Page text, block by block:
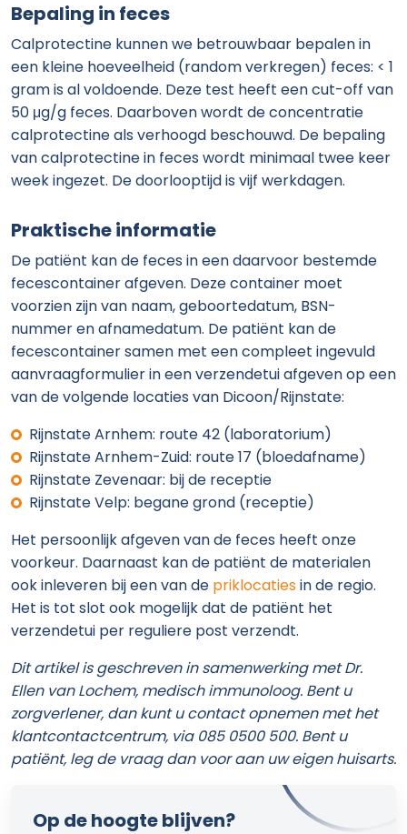
Bepaling in feces
Calprotectine kunnen we betrouwbaar bepalen in
een kleine hoeveelheid (random verkregen) feces: < 1
gram is al voldoende. Deze test heeft een cut-off van
50 μg/g feces. Daarboven wordt de concentratie
calprotectine als verhoogd beschouwd. De bepaling
van calprotectine in feces wordt minimaal twee keer
week ingezet. De doorlooptijd is vijf werkdagen.
Praktische informatie
De patiënt kan de feces in een daarvoor bestemde
fecescontainer afgeven. Deze container moet
voorzien zijn van naam, geboortedatum, BSN-
nummer en afnamedatum. De patiënt kan de
fecescontainer samen met een compleet ingevuld
aanvraagformulier in een verzendetui afgeven op een
van de volgende locaties van Dicoon/Rijnstate:
Rijnstate Arnhem: route 42 (laboratorium)
Rijnstate Arnhem-Zuid: route 17 (bloedafname)
Rijnstate Zevenaar: bij de receptie
Rijnstate Velp: begane grond (receptie)
Het persoonlijk afgeven van de feces heeft onze
voorkeur. Daarnaast kan de patiënt de materialen
ook inleveren bij een van de priklocatiesin de regio.
Het is tot slot ook mogelijk dat de patiënt het
verzendetui per reguliere post verzendt.
Dit artikel is geschreven in samenwerking met Dr.
Ellen van Lochem, medisch immunoloog. Bent u
zorgverlener, dan kunt u contact opnemen met het
klantcontactcentrum, via 085 0500 500. Bent u
patiënt, leg de vraag dan voor aan uw eigen huisarts.
Op de hoogte blijven?